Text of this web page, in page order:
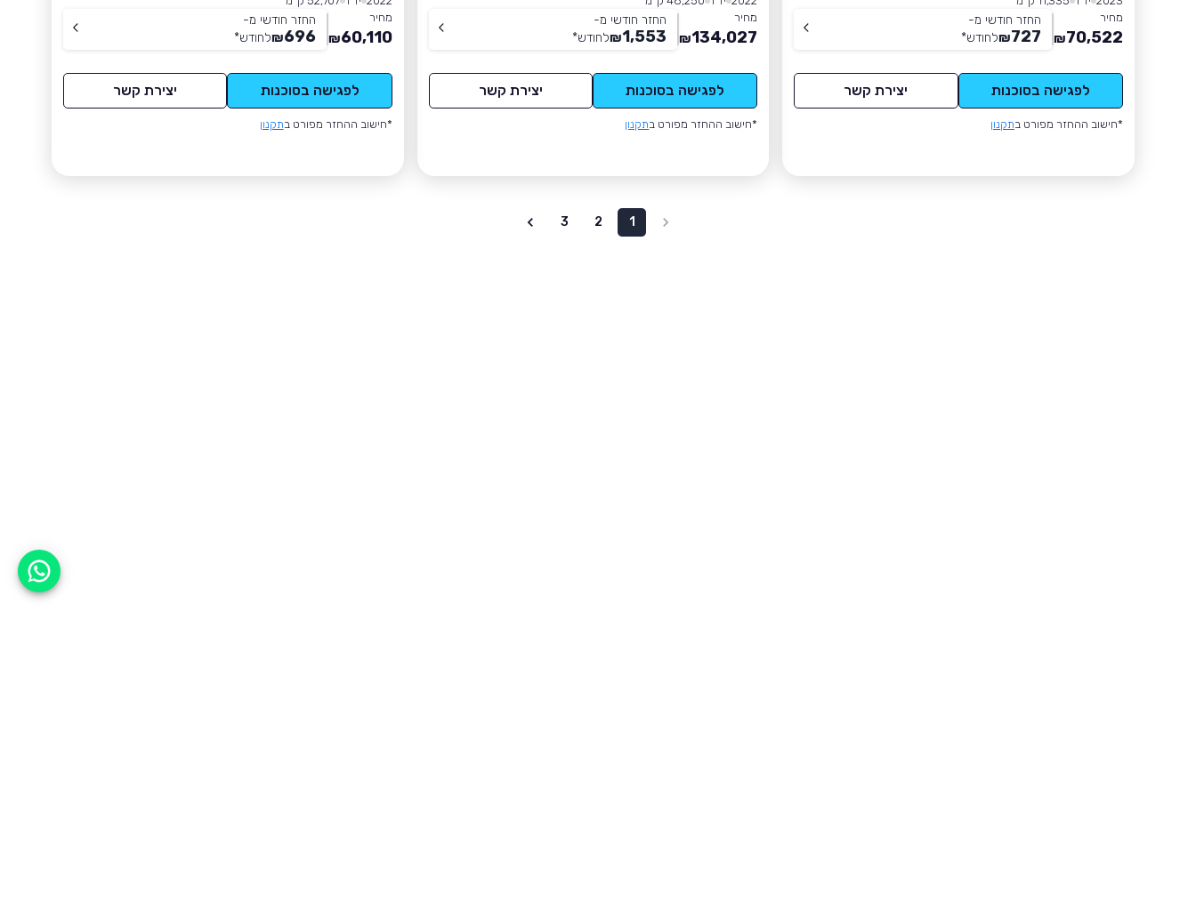
מחיר
70,522
₪
החזר חודשי מ-
727
₪לחודש*
לפגישה בסוכנות יצירת קשר
*חישוב ההחזר מפורט בתקנון
מחיר
134,027
₪
החזר חודשי מ-
1,553
₪לחודש*
לפגישה בסוכנות יצירת קשר
*חישוב ההחזר מפורט בתקנון
מחיר
60,110
₪
החזר חודשי מ-
696
₪לחודש*
לפגישה בסוכנות יצירת קשר
*חישוב ההחזר מפורט בתקנון
1
2
3
אפשר לעזור?